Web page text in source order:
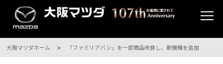
大阪マツダホーム 「ファミリアバン」を一部商品改良し、新機種を追加